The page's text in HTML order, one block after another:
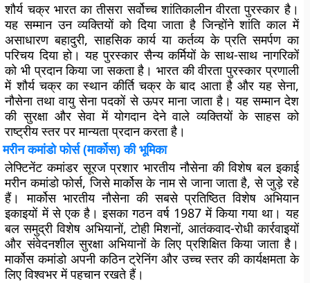
शौर्य चक्र भारत का तीसरा सर्वोच्च शांतिकालीन वीरता पुरस्कार है।
यह सम्मान उन व्यक्तियों को दिया जाता है जिन्होंने शांति काल में
असाधारण बहादुरी, साहसिक कार्य या कर्तव्य के प्रति समर्पण का
परिचय दिया हो। यह पुरस्कार सैन्य कर्मियों के साथ-साथ नागरिकों
को भी प्रदान किया जा सकता है। भारत की वीरता पुरस्कार प्रणाली
में शौर्य चक्र का स्थान कीर्ति चक्र के बाद आता है और यह सेना,
नौसेना तथा वायु सेना पदकों से ऊपर माना जाता है। यह सम्मान देश
की सुरक्षा और सेवा में योगदान देने वाले व्यक्तियों के साहस को
राष्ट्रीय स्तर पर मान्यता प्रदान करता है।
मरीन कमांडो फोर्स (मार्कोस) की भूमिका
लेफ्टिनेंट कमांडर सूरज प्रशार भारतीय नौसेना की विशेष बल इकाई
मरीन कमांडो फोर्स, जिसे मार्कोस के नाम से जाना जाता है, से जुड़े रहे
हैं। मार्कोस भारतीय नौसेना की सबसे प्रतिष्ठित विशेष अभियान
इकाइयों में से एक है। इसका गठन वर्ष 1987 में किया गया था। यह
बल समुद्री विशेष अभियानों, टोही मिशनों, आतंकवाद-रोधी कार्रवाइयों
और संवेदनशील सुरक्षा अभियानों के लिए प्रशिक्षित किया जाता है।
मार्कोस कमांडो अपनी कठिन ट्रेनिंग और उच्च स्तर की कार्यक्षमता के
लिए विश्वभर में पहचान रखते हैं।